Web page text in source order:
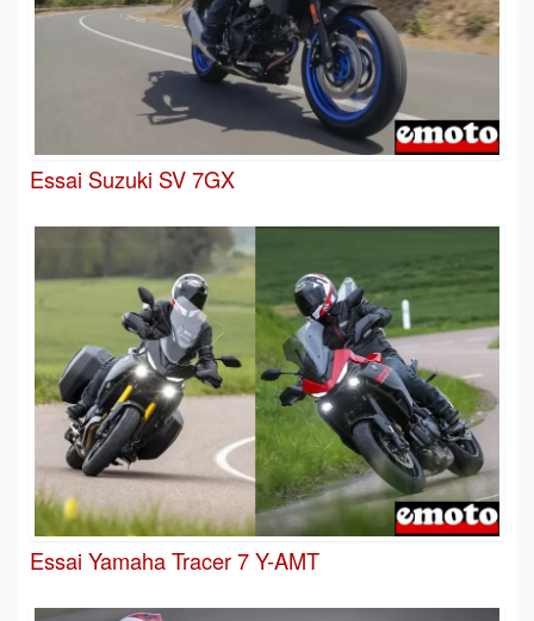
Essai Suzuki SV 7GX
Essai Yamaha Tracer 7 Y-AMT